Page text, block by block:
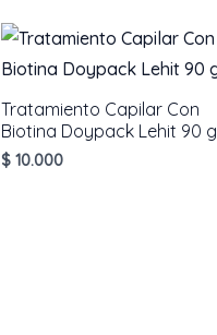
Tratamiento Capilar Con
Biotina Doypack Lehit 90 g
$ 10.000